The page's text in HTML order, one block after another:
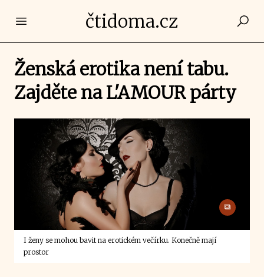
Open main menučtidoma.cz
Ženská erotika není tabu.
Zajděte na L'AMOUR párty
I ženy se mohou bavit na erotickém večírku. Konečně mají
prostor